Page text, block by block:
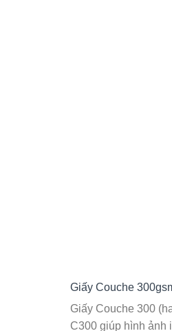
Giấy Couche
Giấy Couche 300
C300 giúp hình ảnh